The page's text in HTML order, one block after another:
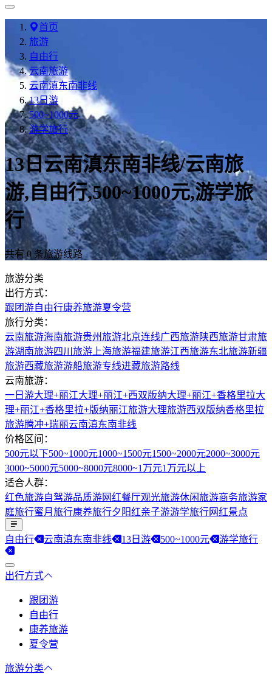
首页
旅游
自由行
云南旅游
云南滇东南非线
13日游
500~1000元
游学旅行
13日云南滇东南非线/云南旅
游,自由行,500~1000元,游学旅
行
共有 0 条旅游线路
旅游分类
出行方式：
跟团游自由行康养旅游夏令营
旅行分类：
云南旅游海南旅游贵州旅游北京连线广西旅游陕西旅游甘肃旅
游湖南旅游四川旅游 上海旅游福建旅游江西旅游东北旅游新疆
旅游西藏旅游游船旅游专线进藏旅游路线
云南旅游：
一日游大理+丽江大理+丽江+西双版纳大理+丽江+香格里拉大
理+丽江+香格里拉+版纳丽江旅游大理旅游西双版纳香格里拉
旅游腾冲+瑞丽云南滇东南非线
价格区间：
500元以下500~1000元1000~1500元1500~2000元2000~3000元
3000~5000元5000~8000元8000~1万元1万元以上
适合人群：
红色旅游自驾游品质游网红餐厅观光旅游休闲旅游商务旅游家
庭旅行蜜月旅行康养旅行夕阳红亲子游游学旅行网红景点
自由行 云南滇东南非线 13日游 500~1000元 游学旅行
出行方式
跟团游
自由行
康养旅游
夏令营
旅游分类